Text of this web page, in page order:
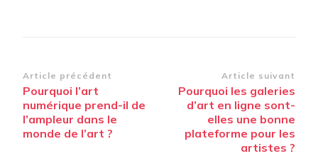
Navigation
d’article
Article précédent
Pourquoi l’art
numérique prend-il de
l’ampleur dans le
monde de l’art ?
Article suivant
Pourquoi les galeries
d’art en ligne sont-
elles une bonne
plateforme pour les
artistes ?